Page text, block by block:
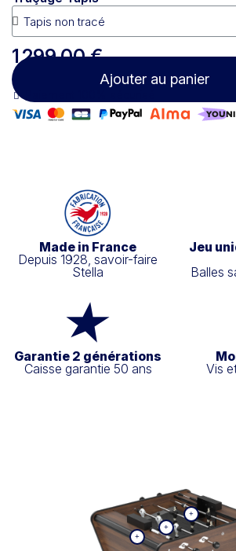
1 299,00 €
Ajouter au panier
Made in France
Depuis 1928, savoir-faire
Stella
Jeu
Balles
Garantie 2 générations
Caisse garantie 50 ans
Vis